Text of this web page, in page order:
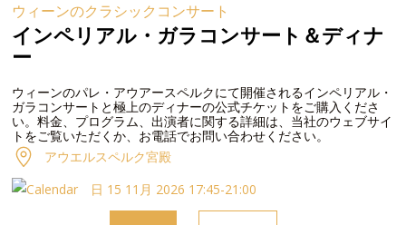
ウィーンのクラシックコンサート
インペリアル・ガラコンサート＆ディナ
ー
ウィーンのパレ・アウアースペルクにて開催されるインペリアル・
ガラコンサートと極上のディナーの公式チケットをご購入くださ
い。料金、プログラム、出演者に関する詳細は、当社のウェブサイ
トをご覧いただくか、お電話でお問い合わせください。
アウエルスペルク宮殿
日 15 11月 2026 17:45-21:00